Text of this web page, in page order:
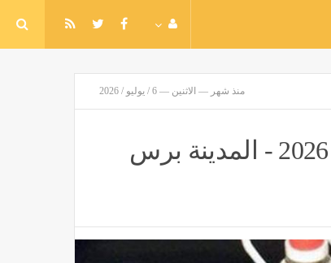
منذ شهر — الاثنين — 6 / يوليو / 2026